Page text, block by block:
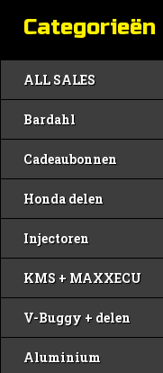
Categorieën
ALL SALES
Bardahl
Cadeaubonnen
Honda delen
Injectoren
KMS + MAXXECU
V-Buggy + delen
Aluminium